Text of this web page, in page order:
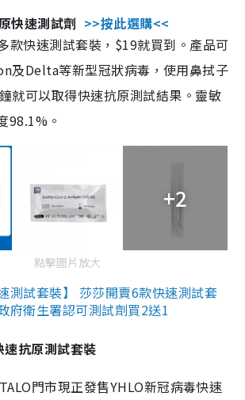
快速測試劑 >>按此選購<<
款快速測試套裝，$19就買到。產品可
及Delta等新型冠狀病毒，使用鼻拭子
就可以取得快速抗原測試結果。靈敏
98.1%。
+2
點擊圖片放大
測試套裝】 莎莎開賣6款快速測試套
府衛生署認可測試劑買2送1
速抗原測試套裝
門市現正發售YHLO新冠病毒快速